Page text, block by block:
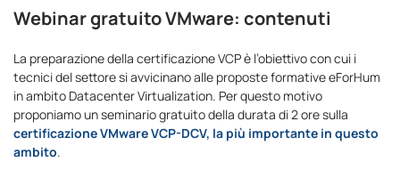
Webinar gratuito VMware: contenuti
La preparazione della certificazione VCP è l’obiettivo con cui i
tecnici del settore si avvicinano alle proposte formative eForHum
in ambito Datacenter Virtualization. Per questo motivo
proponiamo un seminario gratuito della durata di 2 ore sulla
certificazione VMware VCP-DCV, la più importante in questo
ambito.